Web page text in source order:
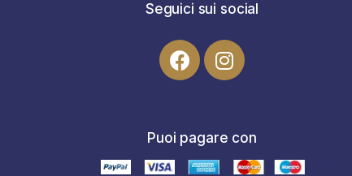
Seguici sui social
Puoi pagare con